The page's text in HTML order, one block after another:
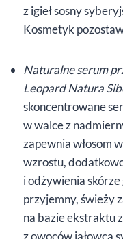
z igieł sosny
Kosmetyk
Naturalne serum
Leopard Natura
skoncentrowane
w walce z
zapewnia włosom
wzrostu,
i odżywienia skórze
przyjemny, świeży
na bazie ekstraktu
z owoców jałowca